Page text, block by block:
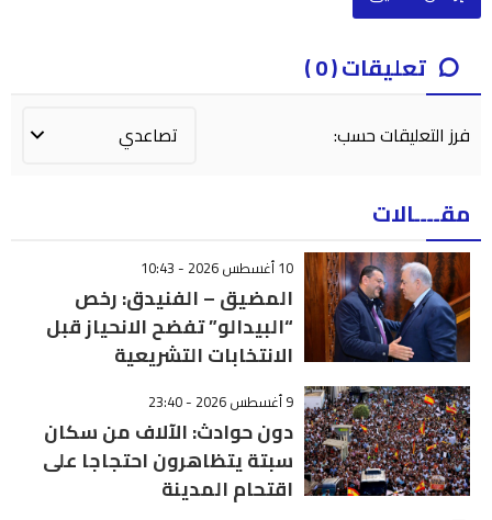
تعليقات ( 0 )
فرز التعليقات حسب:
مقــــالات
10 أغسطس 2026 - 10:43
المضيق – الفنيدق: رخص
“البيدالو” تفضح الانحياز قبل
الانتخابات التشريعية
9 أغسطس 2026 - 23:40
دون حوادث: الآلاف من سكان
سبتة يتظاهرون احتجاجا على
اقتحام المدينة